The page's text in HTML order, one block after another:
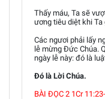
Thấy máu, Ta sẽ
ương tiêu diệt khi Ta
Các ngươi phải lấy
lễ mừng Đức Chúa.
ngày lễ này: đó là
Đó là Lời Chúa.
BÀI ĐỌC 2 1Cr